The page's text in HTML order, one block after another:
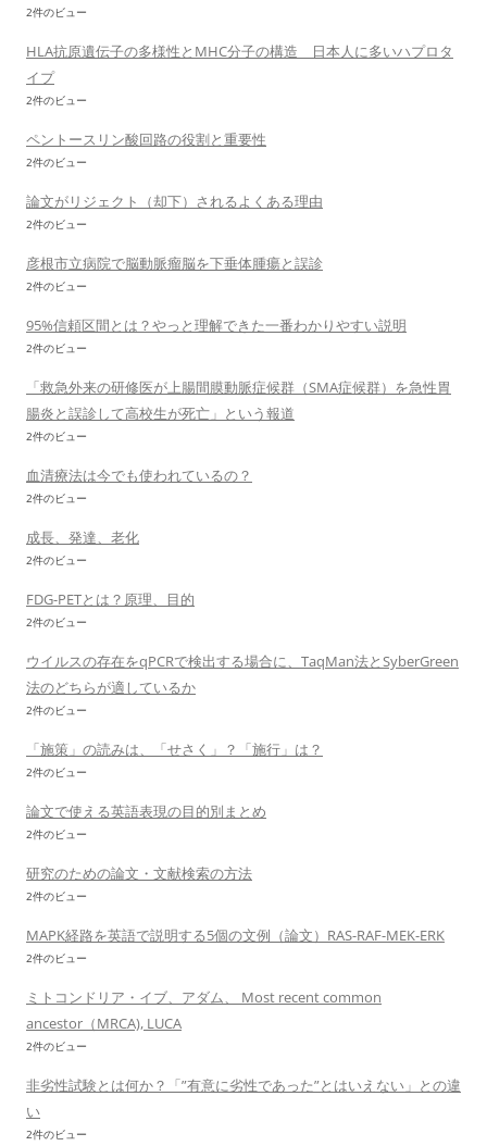
2件のビュー
HLA抗原遺伝子の多様性とMHC分子の構造 日本人に多いハプロタ
イプ
2件のビュー
ペントースリン酸回路の役割と重要性
2件のビュー
論文がリジェクト（却下）されるよくある理由
2件のビュー
彦根市立病院で脳動脈瘤脳を下垂体腫瘍と誤診
2件のビュー
95%信頼区間とは？やっと理解できた一番わかりやすい説明
2件のビュー
「救急外来の研修医が上腸間膜動脈症候群（SMA症候群）を急性胃
腸炎と誤診して高校生が死亡」という報道
2件のビュー
血清療法は今でも使われているの？
2件のビュー
成長、発達、老化
2件のビュー
FDG-PETとは？原理、目的
2件のビュー
ウイルスの存在をqPCRで検出する場合に、TaqMan法とSyberGreen
法のどちらが適しているか
2件のビュー
「施策」の読みは、「せさく」？「施行」は？
2件のビュー
論文で使える英語表現の目的別まとめ
2件のビュー
研究のための論文・文献検索の方法
2件のビュー
MAPK経路を英語で説明する5個の文例（論文）RAS-RAF-MEK-ERK
2件のビュー
ミトコンドリア・イブ、アダム、 Most recent common
ancestor（MRCA), LUCA
2件のビュー
非劣性試験とは何か？「”有意に劣性であった”とはいえない」との違
い
2件のビュー